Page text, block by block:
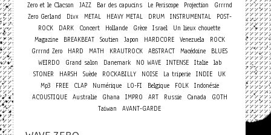
Zero et le Clacson
JAZZ Bar des capucins Le Periscope Projection
Grrrnd
Zero Gerland
Divx METAL HEAVY METAL DRUM INSTRUMENTAL
POST-
ROCK
DARK Concert Hollande Grèce Israel
Un lieux chouette
Magazine
BREAKBEAT Soutien Japon HARDCORE Venezuela
ROCK
Grrrnd Zero
HARD MATH KRAUTROCK ABSTRACT Macédoine
BLUES
WEIRDO
Grand salon Danemark NO WAVE INTENSE Italie
lab
STONER
HARSH Suède ROCKABILLY NOISE La triperie INDIE
UK
Mp3
FREE CLAP Numérique LO-FI Belgique FOLK
Indonésie
ACOUSTIQUE
Australie Ghana IMPRO ART Russie Canada
GOTH
Taiwan
AVANT-GARDE